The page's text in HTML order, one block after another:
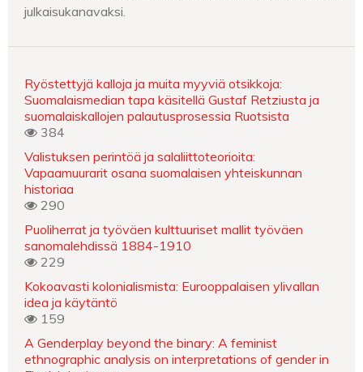
julkaisukanavaksi.
Ryöstettyjä kalloja ja muita myyviä otsikkoja:
Suomalaismedian tapa käsitellä Gustaf Retziusta ja
suomalaiskallojen palautusprosessia Ruotsista
384
Valistuksen perintöä ja salaliittoteorioita:
Vapaamuurarit osana suomalaisen yhteiskunnan
historiaa
290
Puoliherrat ja työväen kulttuuriset mallit työväen
sanomalehdissä 1884-1910
229
Kokoavasti kolonialismista: Eurooppalaisen ylivallan
idea ja käytäntö
159
A Genderplay beyond the binary: A feminist
ethnographic analysis on interpretations of gender in